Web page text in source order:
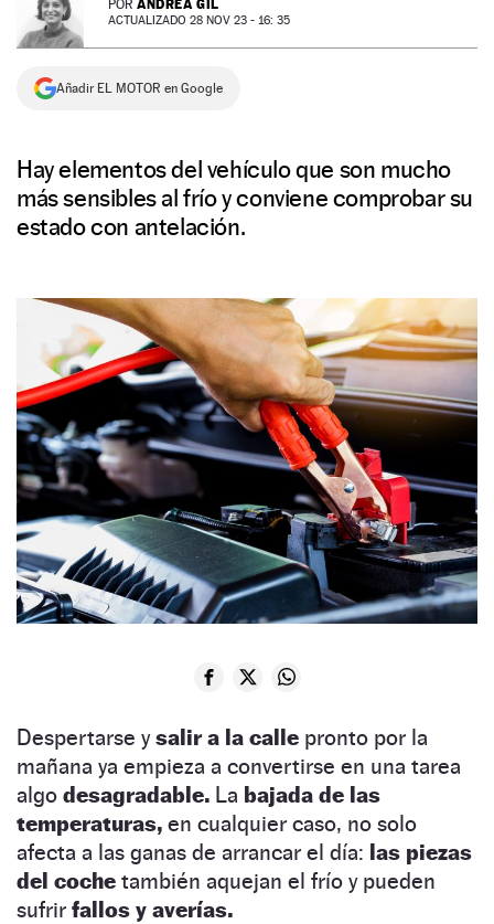
NEWSLETTER
SÍGUENOS
POR ANDREA GIL
ACTUALIZADO 28 NOV 23 - 16: 35
Añadir EL MOTOR en Google
Hay elementos del vehículo que son mucho
más sensibles al frío y conviene comprobar su
estado con antelación.
Despertarse ysalir a la calle pronto por la
mañana ya empieza a convertirse en una tarea
algo desagradable. La bajada de las
temperaturas, en cualquier caso, no solo
afecta a las ganas de arrancar el día: las piezas
del coche también aquejan el frío y pueden
sufrir fallos y averías.